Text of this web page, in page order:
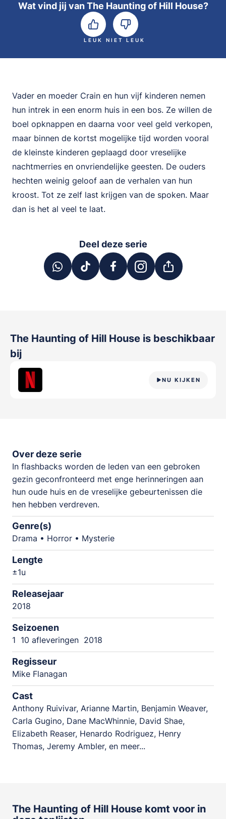
Wat vind jij van The Haunting of Hill House?
LEUK NIET LEUK
Vader en moeder Crain en hun vijf kinderen nemen
hun intrek in een enorm huis in een bos. Ze willen de
boel opknappen en daarna voor veel geld verkopen,
maar binnen de kortst mogelijke tijd worden vooral
de kleinste kinderen geplaagd door vreselijke
nachtmerries en onvriendelijke geesten. De ouders
hechten weinig geloof aan de verhalen van hun
kroost. Tot ze zelf last krijgen van de spoken. Maar
dan is het al veel te laat.
Deel deze serie
The Haunting of Hill House is beschikbaar
bij
NU KIJKEN
Over deze serie
In flashbacks worden de leden van een gebroken
gezin geconfronteerd met enge herinneringen aan
hun oude huis en de vreselijke gebeurtenissen die
hen hebben verdreven.
Genre(s)
Drama • Horror • Mysterie
Lengte
±1u
Releasejaar
2018
Seizoenen
1 10 afleveringen 2018
Regisseur
Mike Flanagan
Cast
Anthony Ruivivar, Arianne Martin, Benjamin Weaver,
Carla Gugino, Dane MacWhinnie, David Shae,
Elizabeth Reaser, Henardo Rodriguez, Henry
Thomas, Jeremy Ambler, en meer...
The Haunting of Hill House komt voor in